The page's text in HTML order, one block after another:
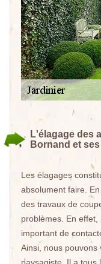
L'élagage des
Bornand et
Les élagages
absolument faire.
des travaux de
problèmes. En
important de
Ainsi, nous